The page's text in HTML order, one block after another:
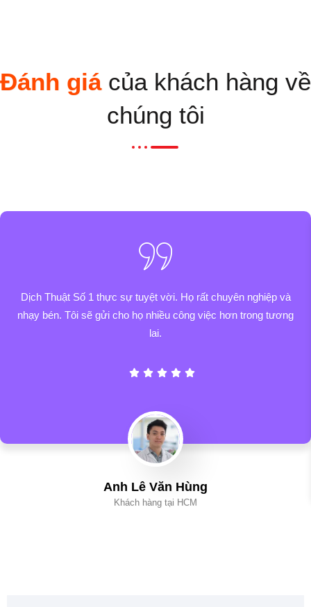
Đánh giácủa khách hàng về
chúng tôi​
Anh Lê Văn Hùng
Khách hàng tại HCM
Dịch Thuật Số 1 thực sự tuyệt vời. Họ rất chuyên nghiệp và
nhạy bén. Tôi sẽ gửi cho họ nhiều công việc hơn trong tương
lai.